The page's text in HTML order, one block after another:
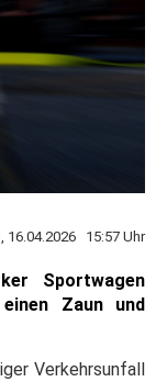
16.04.2026 15:57 Uhr
Sportwagen
Zaun und
Verkehrsunfall